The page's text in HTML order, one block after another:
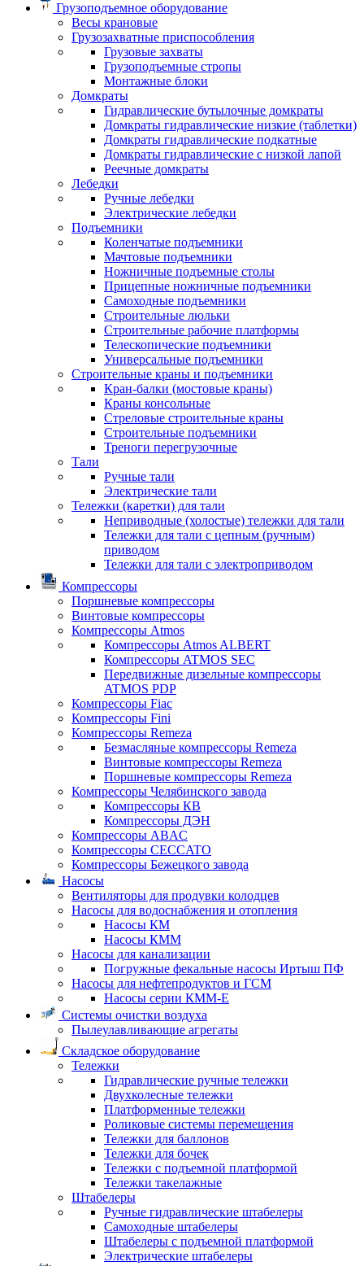
Грузоподъемное оборудование
Весы крановые
Грузозахватные приспособления
Грузовые захваты
Грузоподъемные стропы
Монтажные блоки
Домкраты
Гидравлические бутылочные домкраты
Домкраты гидравлические низкие (таблетки)
Домкраты гидравлические подкатные
Домкраты гидравлические с низкой лапой
Реечные домкраты
Лебедки
Ручные лебедки
Электрические лебедки
Подъемники
Коленчатые подъемники
Мачтовые подъемники
Ножничные подъемные столы
Прицепные ножничные подъемники
Самоходные подъемники
Строительные люльки
Строительные рабочие платформы
Телескопические подъемники
Универсальные подъемники
Строительные краны и подъемники
Кран-балки (мостовые краны)
Краны консольные
Стреловые строительные краны
Строительные подъемники
Треноги перегрузочные
Тали
Ручные тали
Электрические тали
Тележки (каретки) для тали
Неприводные (холостые) тележки для тали
Тележки для тали с цепным (ручным)
приводом
Тележки для тали с электроприводом
Компрессоры
Поршневые компрессоры
Винтовые компрессоры
Компрессоры Atmos
Компрессоры Atmos ALBERT
Компрессоры ATMOS SEC
Передвижные дизельные компрессоры
ATMOS PDP
Компрессоры Fiac
Компрессоры Fini
Компрессоры Remeza
Безмасляные компрессоры Remeza
Винтовые компрессоры Remeza
Поршневые компрессоры Remeza
Компрессоры Челябинского завода
Компрессоры КВ
Компрессоры ДЭН
Компрессоры ABAC
Компрессоры CECCATO
Компрессоры Бежецкого завода
Насосы
Вентиляторы для продувки колодцев
Насосы для водоснабжения и отопления
Насосы КМ
Насосы КММ
Насосы для канализации
Погружные фекальные насосы Иртыш ПФ
Насосы для нефтепродуктов и ГСМ
Насосы серии КММ-Е
Системы очистки воздуха
Пылеулавливающие агрегаты
Складское оборудование
Тележки
Гидравлические ручные тележки
Двухколесные тележки
Платформенные тележки
Роликовые системы перемещения
Тележки для баллонов
Тележки для бочек
Тележки с подъемной платформой
Тележки такелажные
Штабелеры
Ручные гидравлические штабелеры
Самоходные штабелеры
Штабелеры с подъемной платформой
Электрические штабелеры